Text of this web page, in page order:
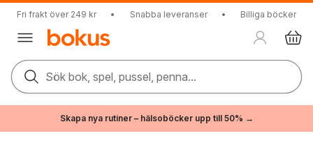
Fri frakt över 249 kr • Snabba leveranser • Billiga böcker
Sök bok, spel, pussel, penna...
Skapa nya rutiner – hälsoböcker upp till 50% →